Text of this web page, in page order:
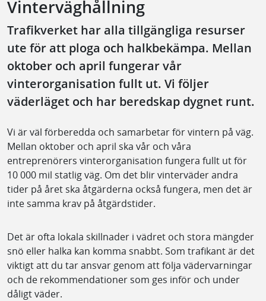
Vinterväghållning
Trafikverket har alla tillgängliga resurser
ute för att ploga och halkbekämpa. Mellan
oktober och april fungerar vår
vinterorganisation fullt ut. Vi följer
väderläget och har beredskap dygnet runt.
Vi är väl förberedda och samarbetar för vintern på väg.
Mellan oktober och april ska vår och våra
entreprenörers vinterorganisation fungera fullt ut för
10 000 mil statlig väg. Om det blir vinterväder andra
tider på året ska åtgärderna också fungera, men det är
inte samma krav på åtgärdstider.
Det är ofta lokala skillnader i vädret och stora mängder
snö eller halka kan komma snabbt. Som trafikant är det
viktigt att du tar ansvar genom att följa vädervarningar
och de rekommendationer som ges inför och under
dåligt väder.